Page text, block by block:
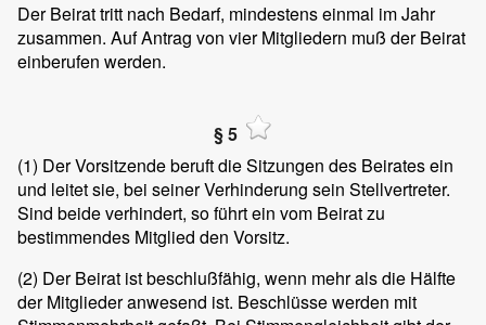
Der Beirat tritt nach Bedarf, mindestens einmal im Jahr
zusammen. Auf Antrag von vier Mitgliedern muß der Beirat
einberufen werden.
§ 5
(1) Der Vorsitzende beruft die Sitzungen des Beirates ein
und leitet sie, bei seiner Verhinderung sein Stellvertreter.
Sind beide verhindert, so führt ein vom Beirat zu
bestimmendes Mitglied den Vorsitz.
(2) Der Beirat ist beschlußfähig, wenn mehr als die Hälfte
der Mitglieder anwesend ist. Beschlüsse werden mit